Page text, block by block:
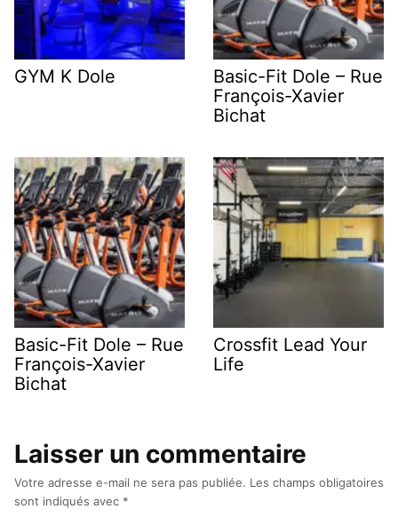
GYM K Dole
Basic-Fit Dole – Rue
François-Xavier
Bichat
Basic-Fit Dole – Rue
François-Xavier
Bichat
Crossfit Lead Your
Life
Laisser un commentaire
Votre adresse e-mail ne sera pas publiée. Les champs obligatoires
sont indiqués avec *